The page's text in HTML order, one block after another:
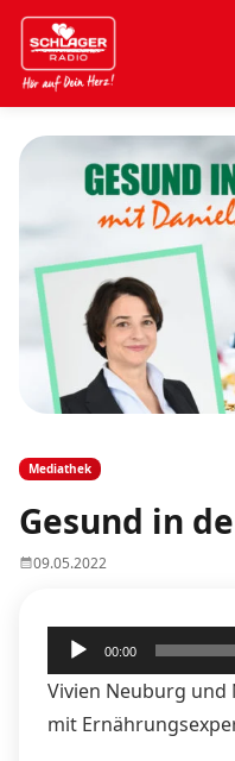
Mediathek
Gesund in
09.05.2022
Audio-
Player
00:00
Vivien Neuburg und
mit